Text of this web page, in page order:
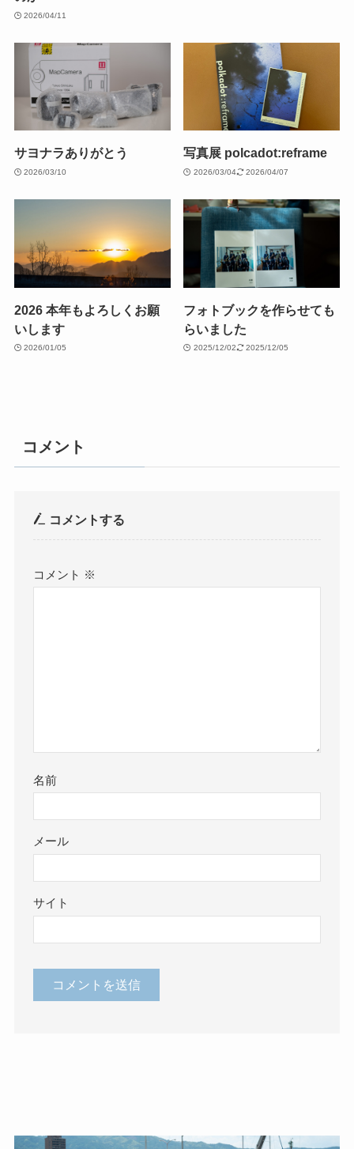
2026/04/11
サヨナラありがとう
2026/03/10
写真展 polcadot:reframe
2026/03/04 2026/04/07
2026 本年もよろしくお願
いします
2026/01/05
フォトブックを作らせても
らいました
2025/12/02 2025/12/05
コメント
コメントする
コメント ※
名前
メール
サイト